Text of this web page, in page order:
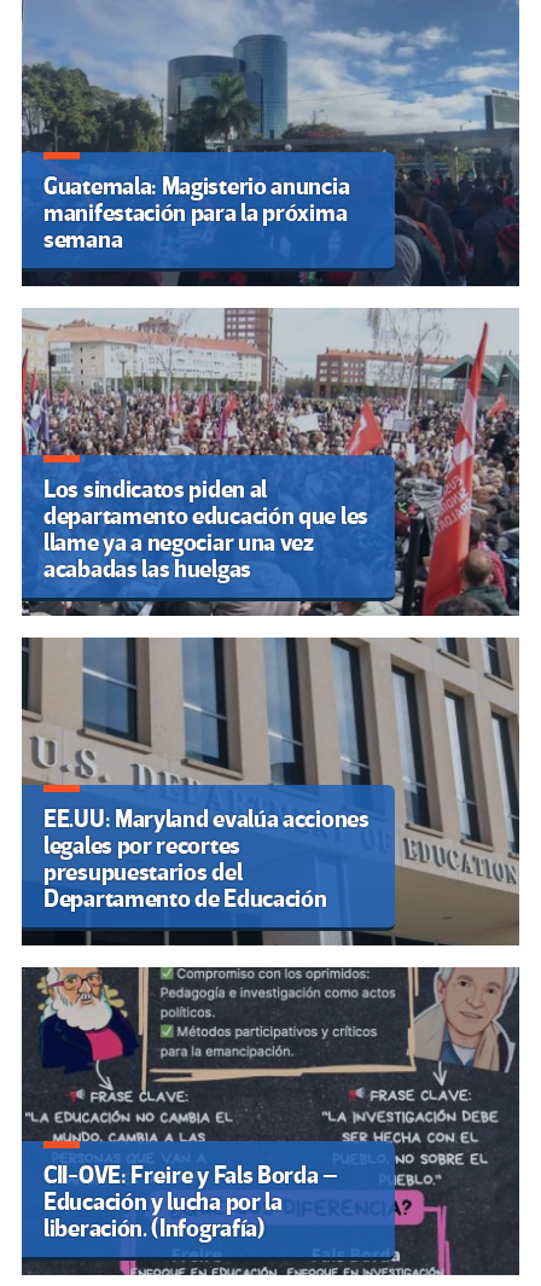
Guatemala: Magisterio anuncia
manifestación para la próxima
semana
Los sindicatos piden al
departamento educación que les
llame ya a negociar una vez
acabadas las huelgas
EE.UU: Maryland evalúa acciones
legales por recortes
presupuestarios del
Departamento de Educación
CII-OVE: Freire y Fals Borda –
Educación y lucha por la
liberación. (Infografía)